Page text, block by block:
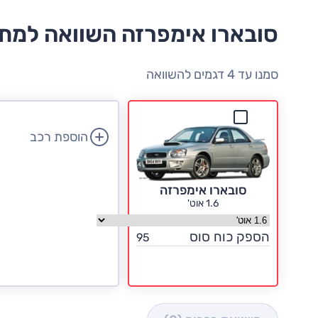
סובארו אימפרזה השוואה
סמנו עד 4 דגמים להשוואה
סובארו אימפרזה
1.6 אוט'
בחר גרסה סובארו אימפרזה
הספק כוח סוס 95
הוספת רכב